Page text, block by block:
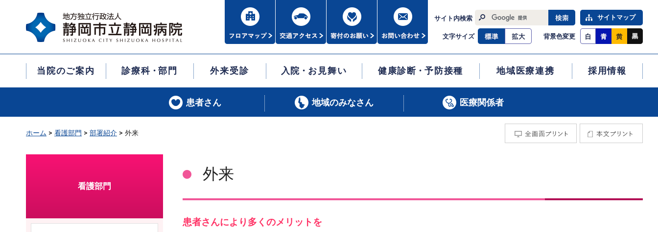
サイト内検索 サイトマップ
文字サイズ 背景色変更
当院のご案内 診療科・部門 外来受診 入院・お見舞い 健康診断・予防接種 地域医療連携 採用情報
患者さん 地域のみなさん 医療関係者
ホーム > 看護部門 > 部署紹介 > 外来
外来
患者さんにより多くのメリットを
看護部門